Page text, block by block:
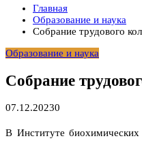
Главная
Образование и наука
Собрание трудового
Образование и наука
Собрание
07.12.20230
В Институте биохимических